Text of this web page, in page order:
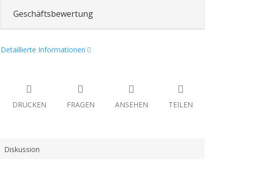
Geschäftsbewertung
Detaillierte Informationen
DRUCKEN FRAGEN ANSEHEN TEILEN
Diskussion